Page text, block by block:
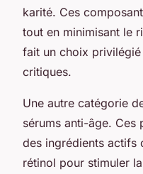
karité. Ces
tout en minimisant le
fait un choix
critiques.
Une autre catégorie
sérums anti-âge. Ces
des ingrédients actifs
rétinol pour stimuler